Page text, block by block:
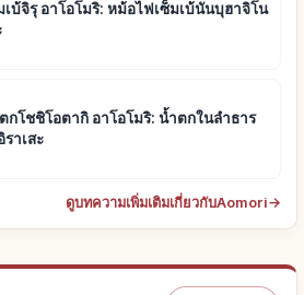
เบ้จิรุ อาโอโมริ: หม้อไฟเซ็มเบ้นันบุฮาจิโน
กโชชิโอตากิ อาโอโมริ: น้ำตกในลำธาร
ราเสะ
ดูบทความเพิ่มเติมเกี่ยวกับAomori→